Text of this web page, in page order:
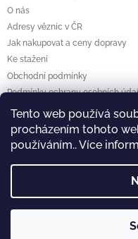
Tento web používá
procházením tohoto
používáním.. Více
O nás
Adresy věznic v ČR
Jak nakupovat a ceny dopravy
Ke stažení
Obchodní podmínky
Podmínky ochrany osobních
Vyhledávání